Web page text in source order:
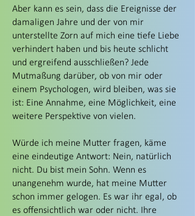
Aber kann es sein, dass die Ereignisse der
damaligen Jahre und der von mir
unterstellte Zorn auf mich eine tiefe Liebe
verhindert haben und bis heute schlicht
und ergreifend ausschließen? Jede
Mutmaßung darüber, ob von mir oder
einem Psychologen, wird bleiben, was sie
ist: Eine Annahme, eine Möglichkeit, eine
weitere Perspektive von vielen.
Würde ich meine Mutter fragen, käme
eine eindeutige Antwort: Nein, natürlich
nicht. Du bist mein Sohn. Wenn es
unangenehm wurde, hat meine Mutter
schon immer gelogen. Es war ihr egal, ob
es offensichtlich war oder nicht. Ihre